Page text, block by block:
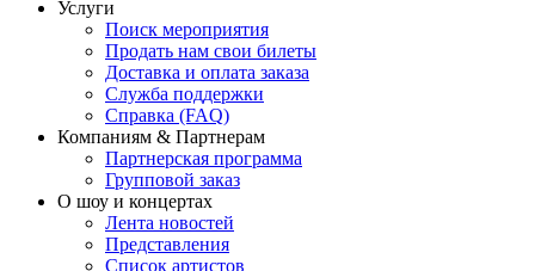
Услуги
Поиск мероприятия
Продать нам свои билеты
Доставка и оплата заказа
Служба поддержки
Справка (FAQ)
Компаниям & Партнерам
Партнерская программа
Групповой заказ
О шоу и концертах
Лента новостей
Представления
Список артистов